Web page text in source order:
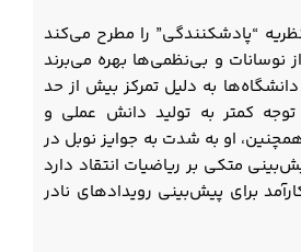
“پادشکنندگی” را مطرح می‌کند
نوسانات و بی‌نظمی‌ها بهره می‌برند
به دلیل تمرکز بیش از حد
کمتر به تولید دانش عملی و
او به شدت به جوایز نوبل در
متکی بر ریاضیات انتقاد دارد
برای پیش‌بینی رویدادهای نادر